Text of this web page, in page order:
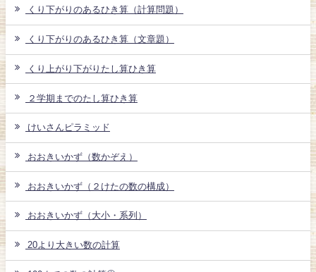
くり下がりのあるひき算（計算問題）
くり下がりのあるひき算（文章題）
くり上がり下がりたし算ひき算
２学期までのたし算ひき算
けいさんピラミッド
おおきいかず（数かぞえ）
おおきいかず（２けたの数の構成）
おおきいかず（大小・系列）
20より大きい数の計算